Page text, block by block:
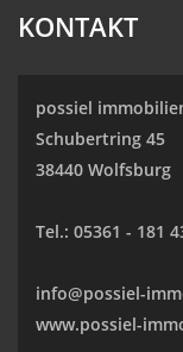
KONTAKT
possiel
Schubertring 45
38440 Wolfsburg
Tel.: 05361 - 181
info@possiel-
www.possiel-